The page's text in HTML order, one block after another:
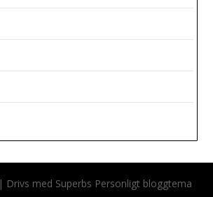
| Drivs med Superbs Personligt bloggtema